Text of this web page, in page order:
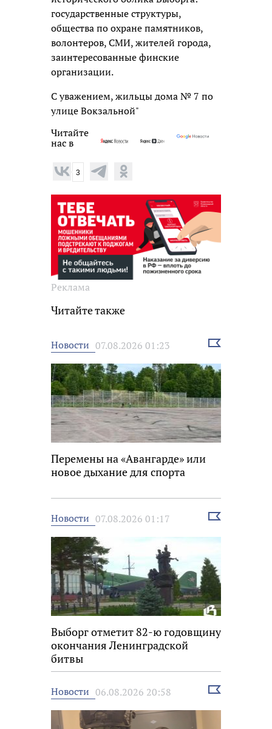
государственные структуры,
общества по охране памятников,
волонтеров, СМИ, жителей города,
заинтересованные финские
организации.
С уважением, жильцы дома № 7 по
улице Вокзальной"
Читайте
нас в
3
Реклама
Читайте также
Новости 07.08.2026 01:23
Выбрать
Перемены на «Авангарде» или
новое дыхание для спорта
Новости 07.08.2026 01:17
Выбрать
Выборг отметит 82-ю годовщину
окончания Ленинградской
битвы
Новости 06.08.2026 20:58
Выбрать